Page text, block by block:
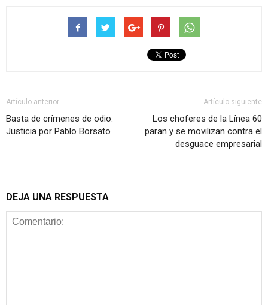
Artículo anterior
Basta de crímenes de odio:
Justicia por Pablo Borsato
Artículo siguiente
Los choferes de la Línea 60
paran y se movilizan contra el
desguace empresarial
DEJA UNA RESPUESTA